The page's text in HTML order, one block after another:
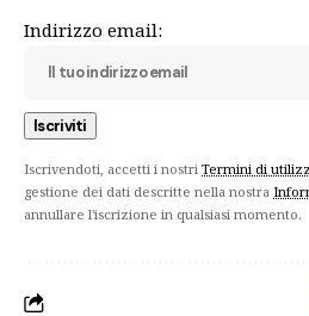
Indirizzo email:
Iscrivendoti, accetti i nostri Termini di
gestione dei dati descritte nella nostra
annullare l'iscrizione in qualsiasi momento.